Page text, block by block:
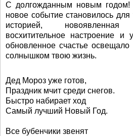
С долгожданным новым
новое событие становилось для
историей,
восхитительное настроение и
обновленное счастье
солнышком твою жизнь.
Дед Мороз уже готов,
Праздник мчит среди снегов.
Быстро набирает ход
Самый лучший Новый Год.
Все бубенчики звенят